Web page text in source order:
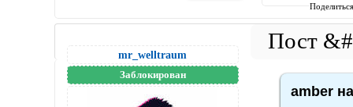
mr_welltraum
Заблокирован
amber